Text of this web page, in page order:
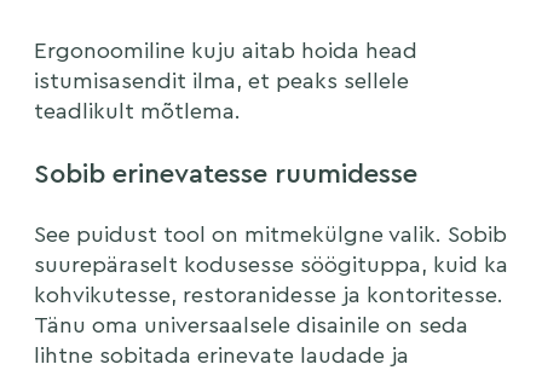
Ergonoomiline kuju aitab hoida head
istumisasendit ilma, et peaks sellele
teadlikult mõtlema.
Sobib erinevatesse ruumidesse
See puidust tool on mitmekülgne valik. Sobib
suurepäraselt kodusesse söögituppa, kuid ka
kohvikutesse, restoranidesse ja kontoritesse.
Tänu oma universaalsele disainile on seda
lihtne sobitada erinevate laudade ja